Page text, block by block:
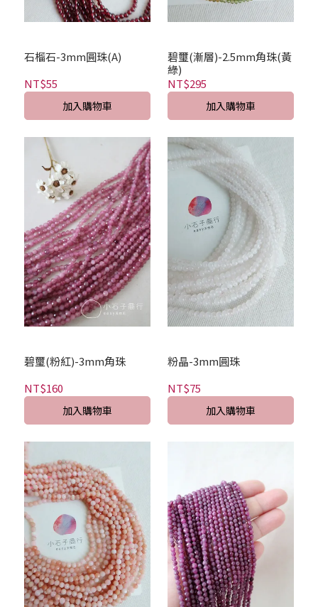
石榴石-3mm圓珠(A)
NT$55
加入購物車
碧璽(漸層)-2.5mm角珠(黃
綠)
NT$295
加入購物車
碧璽(粉紅)-3mm角珠
NT$160
加入購物車
粉晶-3mm圓珠
NT$75
加入購物車